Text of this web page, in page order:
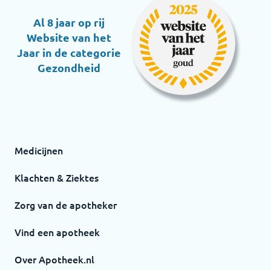
Al 8 jaar op rij
Website van het
Jaar in de categorie
Gezondheid
Medicijnen
Klachten & Ziektes
Zorg van de apotheker
Vind een apotheek
Over Apotheek.nl